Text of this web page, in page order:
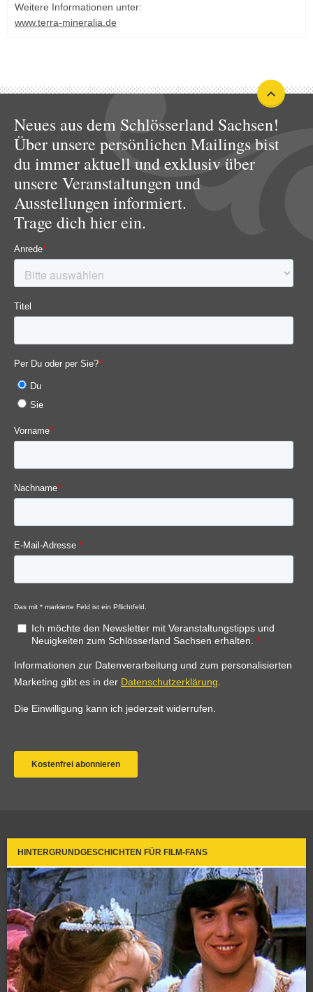
Weitere Informationen unter:
www.terra-mineralia.de
Neues aus dem Schlösserland Sachsen!
Über unsere persönlichen Mailings bist
du immer aktuell und exklusiv über
unsere Veranstaltungen und
Ausstellungen informiert.
Trage dich hier ein.
HINTERGRUNDGESCHICHTEN FÜR FILM-FANS